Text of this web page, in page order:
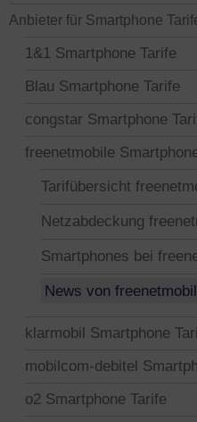
Anbieter für Smartphone
1&1 Smartphone Tarife
Blau Smartphone Tarife
congstar Smartphone
freenetmobile
Tarifübersicht
Netzabdeckung
Smartphones bei
News von
klarmobil Smartphone
mobilcom-debitel
o2 Smartphone Tarife